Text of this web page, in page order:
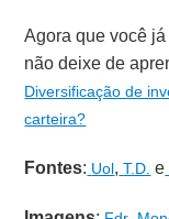
Agora que você
não deixe de
Diversificação de
carteira?
Fontes: Uol, T.D. e